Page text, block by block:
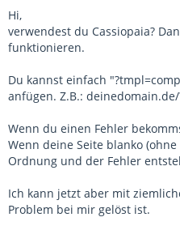
Hi,
verwendest du Cassiopaia?
funktionieren.
Du kannst einfach
anfügen. Z.B.:
Wenn du einen Fehler
Wenn deine Seite blanko
Ordnung und der Fehler
Ich kann jetzt aber mit
Problem bei mir gelöst ist.